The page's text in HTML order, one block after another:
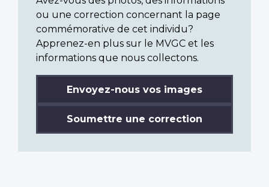
ou une correction concernant la page
commémorative de cet individu?
Apprenez-en plus sur le MVGC et les
informations que nous collectons.
Envoyez-nous vos images
Soumettre une correction